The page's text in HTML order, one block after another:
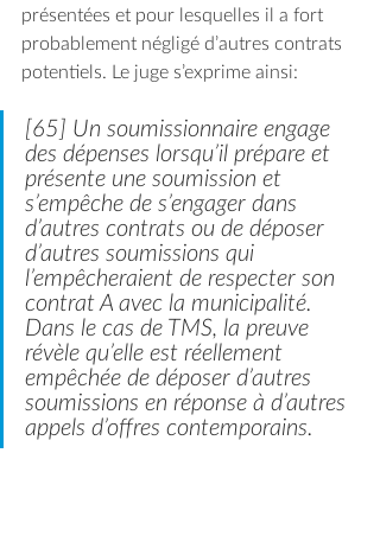
présentées et pour lesquelles il a fort
probablement négligé d’autres contrats
potentiels. Le juge s’exprime ainsi:
[65] Un soumissionnaire engage
des dépenses lorsqu’il prépare et
présente une soumission et
s’empêche de s’engager dans
d’autres contrats ou de déposer
d’autres soumissions qui
l’empêcheraient de respecter son
contrat A avec la municipalité.
Dans le cas de TMS, la preuve
révèle qu’elle est réellement
empêchée de déposer d’autres
soumissions en réponse à d’autres
appels d’offres contemporains.